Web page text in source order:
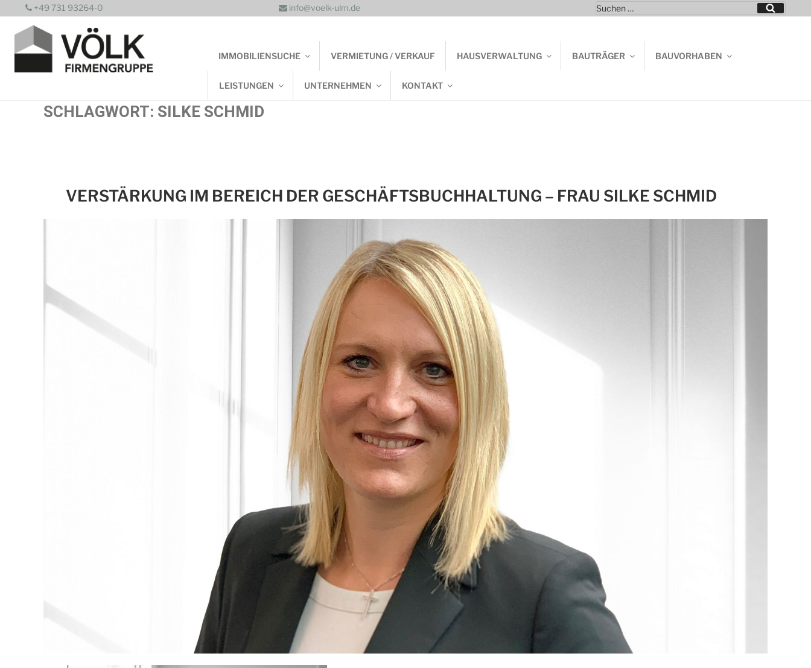
Inhalt
springen
+49 731 93264-0 info@voelk-ulm.de
Suchen
nach:
Suchen
IMMOBILIENSUCHE VERMIETUNG / VERKAUF HAUSVERWALTUNG BAUTRÄGER BAUVORHABEN
LEISTUNGEN UNTERNEHMEN KONTAKT
SCHLAGWORT: SILKE SCHMID
VERSTÄRKUNG IM BEREICH DER GESCHÄFTSBUCHHALTUNG – FRAU SILKE SCHMID